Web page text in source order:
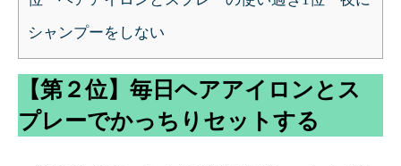
シャンプーをしない
【第２位】毎日ヘアアイロンとス
プレーでかっちりセットする